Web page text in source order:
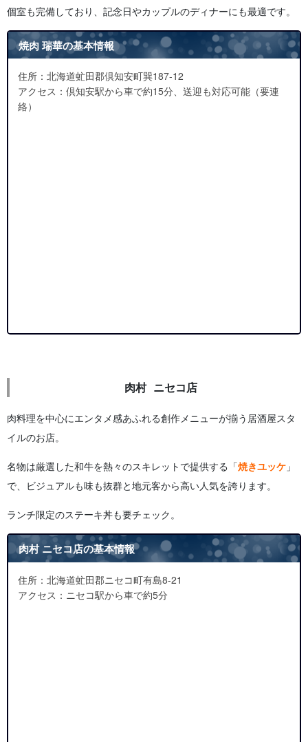
個室も完備しており、記念日やカップルのディナーにも最適です。
焼肉 瑞華の基本情報
住所：北海道虻田郡倶知安町巽187-12
アクセス：倶知安駅から車で約15分、送迎も対応可能（要連
絡）
肉村 ニセコ店
肉料理を中心にエンタメ感あふれる創作メニューが揃う居酒屋スタ
イルのお店。
名物は厳選した和牛を熱々のスキレットで提供する「焼きユッケ 」
で、ビジュアルも味も抜群と地元客から高い人気を誇ります。
ランチ限定のステーキ丼も要チェック。
肉村 ニセコ店の基本情報
住所：北海道虻田郡ニセコ町有島8-21
アクセス：ニセコ駅から車で約5分